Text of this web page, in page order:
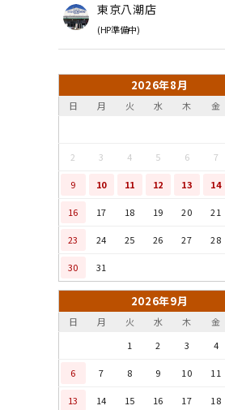
東京八潮店
(HP準備中)
2026年8月
日 月 火 水 木 金
2 3 4 5 6 7
9 10 11 12 13 14
16 17 18 19 20 21
23 24 25 26 27 28
30 31
2026年9月
日 月 火 水 木 金
1
2 3 4
6 7 8 9 10 11
13 14 15 16 17 18